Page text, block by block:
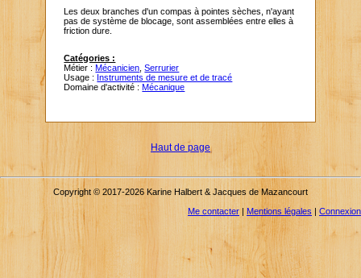
Les deux branches d'un compas à pointes sèches, n'ayant
pas de système de blocage, sont assemblées entre elles à
friction dure.
Catégories :
Métier : Mécanicien ,Serrurier
Usage : Instruments de mesure et de tracé
Domaine d'activité : Mécanique
Haut de page
Copyright © 2017-2026 Karine Halbert & Jacques de Mazancourt
Me contacter | Mentions légales | Connexion